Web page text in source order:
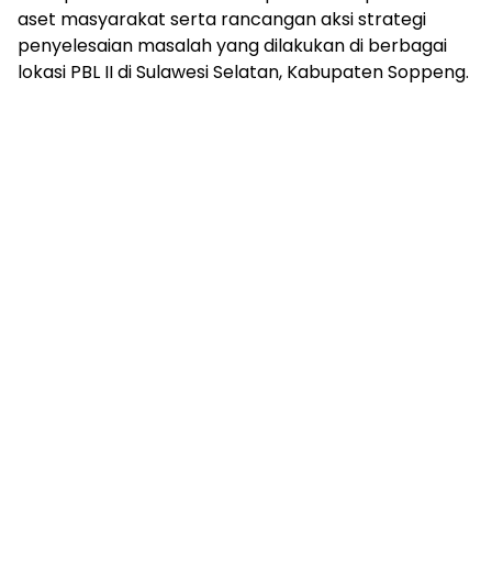
aset masyarakat serta rancangan aksi strategi
penyelesaian masalah yang dilakukan di berbagai
lokasi PBL II di Sulawesi Selatan, Kabupaten Soppeng.